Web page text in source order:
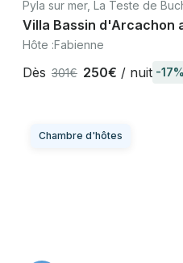
Pyla sur mer, La Teste de
Villa Bassin d'Arcachon
Dune du Pilat
Hôte :Fabienne
Dès 301€ 250€ / nuit -17%
Chambre d'hôtes